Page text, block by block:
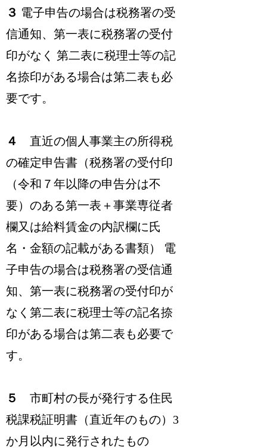
３ 電子申告の場合は税務署の受
信通知、第一表に税務署の受付
印がなく 第二表に税理士等の記
名捺印がある場合は第二表も必
要です。
４ 直近の個人事業主の所得税
の確定申告書（税務署の受付印
（令和７年以降の申告分は不
要）のある第一表＋事業専従者
欄又は給料賃金の内訳欄に氏
名・金額の記載がある書類） 電
子申告の場合は税務署の受信通
知、第一表に税務署の受付印が
なく第二表に税理士等の記名捺
印がある場合は第二表も必要で
す。
５市町村の長が発行する住民
税課税証明書（直近年のもの）3
か月以内に発行されたもの